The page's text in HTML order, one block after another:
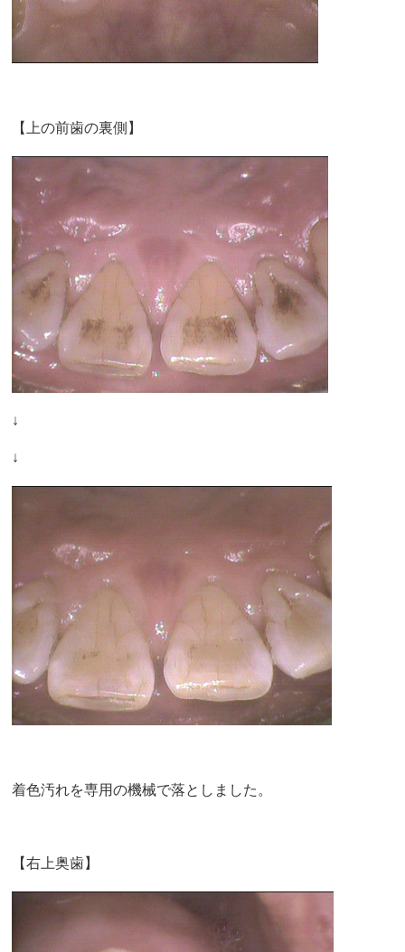
【上の前歯の裏側】
↓
↓
着色汚れを専用の機械で落としました。
【右上奥歯】